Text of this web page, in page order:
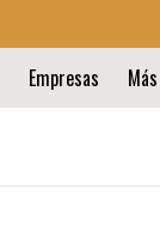
Empresas Más